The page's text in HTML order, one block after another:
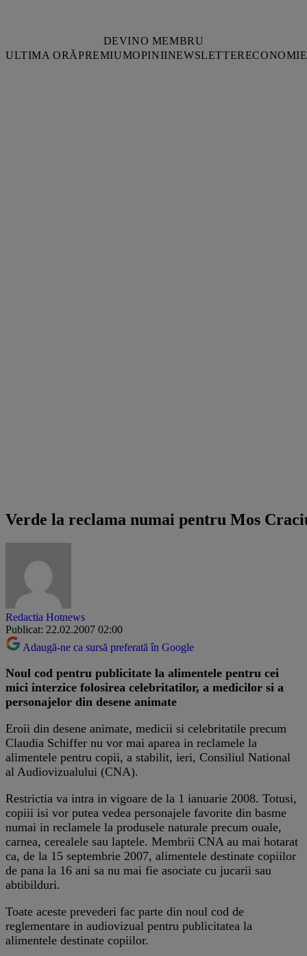
DEVINO MEMBRU
ULTIMA ORĂPREMIUMOPINIINEWSLETTERECONOMIE
Verde la reclama numai pentru Mos
Redactia Hotnews
Publicat: 22.02.2007 02:00
Adaugă-ne ca sursă preferată în Google
Noul cod pentru publicitate la alimentele pentru cei
mici interzice folosirea celebritatilor, a medicilor si a
personajelor din desene animate
Eroii din desene animate, medicii si celebritatile precum
Claudia Schiffer nu vor mai aparea in reclamele la
alimentele pentru copii, a stabilit, ieri, Consiliul National
al Audiovizualului (CNA).
Restrictia va intra in vigoare de la 1 ianuarie 2008. Totusi,
copiii isi vor putea vedea personajele favorite din basme
numai in reclamele la produsele naturale precum ouale,
carnea, cerealele sau laptele. Membrii CNA au mai hotarat
ca, de la 15 septembrie 2007, alimentele destinate copiilor
de pana la 16 ani sa nu mai fie asociate cu jucarii sau
abtibilduri.
Toate aceste prevederi fac parte din noul cod de
reglementare in audiovizual pentru publicitatea la
alimentele destinate copiilor.